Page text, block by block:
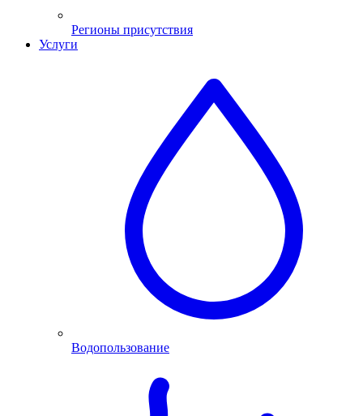
Регионы присутствия
Услуги
Водопользование